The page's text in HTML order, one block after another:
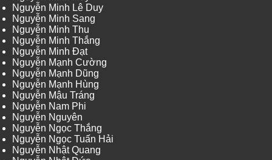
Nguyễn Minh Lê Duy
Nguyễn Minh Sang
Nguyễn Minh Thu
Nguyễn Minh Thắng
Nguyễn Minh Đạt
Nguyễn Mạnh Cường
Nguyễn Mạnh Dũng
Nguyễn Mạnh Hùng
Nguyễn Mậu Tráng
Nguyễn Nam Phi
Nguyễn Nguyên
Nguyễn Ngọc Thắng
Nguyễn Ngọc Tuấn Hải
Nguyễn Nhật Quang